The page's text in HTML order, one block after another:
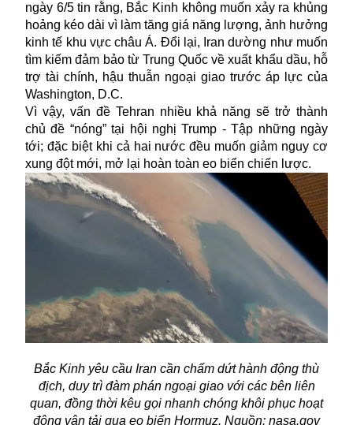
ngày 6/5 tin rằng, Bắc Kinh không muốn xảy ra khủng
hoảng kéo dài vì làm tăng giá năng lượng, ảnh hưởng
kinh tế khu vực châu Á. Đổi lại, Iran dường như muốn
tìm kiếm đảm bảo từ Trung Quốc về xuất khẩu dầu, hỗ
trợ tài chính, hậu thuẫn ngoại giao trước áp lực của
Washington, D.C.
Vì vậy, vấn đề Tehran nhiều khả năng sẽ trở thành
chủ đề “nóng” tại hội nghị Trump - Tập những ngày
tới; đặc biệt khi cả hai nước đều muốn giảm nguy cơ
xung đột mới, mở lại hoàn toàn eo biển chiến lược.
Bắc Kinh yêu cầu Iran cần chấm dứt hành động thù
địch, duy trì đàm phán ngoại giao với các bên liên
quan, đồng thời kêu gọi nhanh chóng khôi phục hoạt
động vận tải qua eo biển Hormuz. Nguồn: nasa.gov